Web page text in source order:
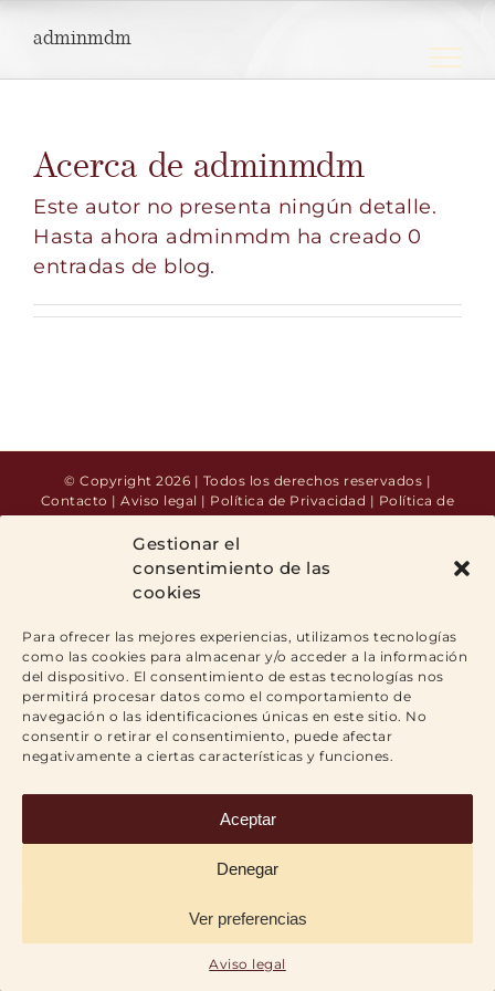
Gestionar el
consentimiento de las
cookies
Para ofrecer las mejores experiencias, utilizamos tecnologías
como las cookies para almacenar y/o acceder a la información
del dispositivo. El consentimiento de estas tecnologías nos
permitirá procesar datos como el comportamiento de
navegación o las identificaciones únicas en este sitio. No
consentir o retirar el consentimiento, puede afectar
negativamente a ciertas características y funciones.
Aceptar
Denegar
Ver preferencias
Aviso legal
contenido
adminmdm
Acerca de adminmdm
Este autor no presenta ningún detalle.
Hasta ahora adminmdm ha creado 0
entradas de blog.
© Copyright 2026 | Todos los derechos reservados |
Contacto |Aviso legal | Política de Privacidad | Política de
Cookies
971 71 04 39| Fax:971 71 84 64
principal A, 07002 Palma
| info@mirodemesa.com
FacebookTwitter